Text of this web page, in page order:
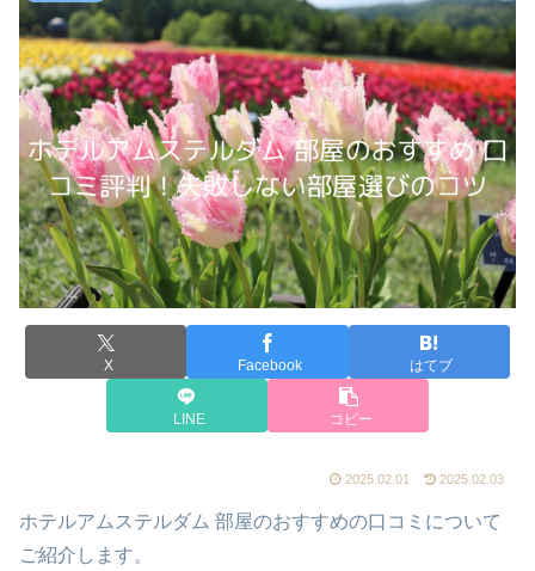
X Facebook はてブ
LINE コピー
2025.02.01 2025.02.03
ホテルアムステルダム 部屋のおすすめの口コミについて
ご紹介します。